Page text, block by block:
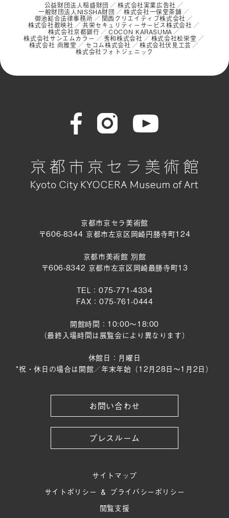
公益財団法人稲盛財団 株式会社実業広告社
一般財団法人NISSHA財団 株式会社一保堂茶舗
御池総合法律事務所 関西クリエイティブ株式会社
株式会社教映社 共栄セキュリティーサービス株式会社
株式会社京都銀行 COCON KARASUMA
株式会社サンエムカラー 秀和株式会社 株式会社松栄堂
株式会社 尚雅堂 セコム株式会社 株式会社伏見工芸
株式会社フォトジェニック
京都市京セラ美術館
〒606-8344 京都市左京区岡崎円勝寺町124
京都市美術館 別館
〒606-8342 京都市左京区岡崎最勝寺町13
TEL：075-771-4334
FAX：075-761-0444
開館時間：10:00～18:00
（最終入場時間は展覧会により異なります）
休館日：月曜日
*祝・休日の場合は開館／年末年始（12月28日〜1月2日）
お問い合わせ
プレスルーム
サイトマップ
サイトポリシー ＆ プライバシーポリシー
閲覧支援